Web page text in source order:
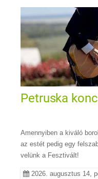
Petruska
Amennyiben a kiváló
az estét pedig egy
velünk a Fesztivált!
2026. augusztus 14,